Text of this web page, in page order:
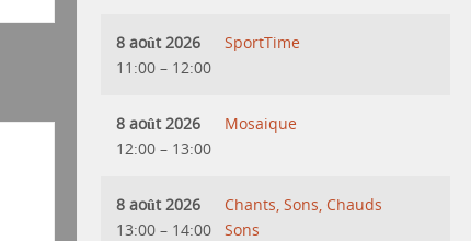
8 août 2026
11:00 – 12:00
SportTime
8 août 2026
12:00 – 13:00
Mosaique
8 août 2026
13:00 – 14:00
Chants, Sons, Chauds
Sons